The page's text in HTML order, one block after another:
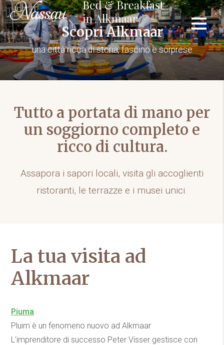
Scopri Alkmaar
una città ricca di storia, fascino e sorprese
Tutto a portata di mano per
un soggiorno completo e
ricco di cultura.
Assapora i sapori locali, visita gli accoglienti
ristoranti, le terrazze e i musei unici.
La tua visita ad
Alkmaar
Piuma
Pluim è un fenomeno nuovo ad Alkmaar
L'imprenditore di successo Peter Visser gestisce con